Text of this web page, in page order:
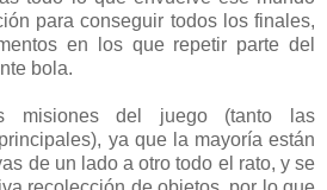
para conseguir todos los finales,
en los que repetir parte del
bola.
misiones del juego (tanto las
ya que la mayoría están
de un lado a otro todo el rato, y se